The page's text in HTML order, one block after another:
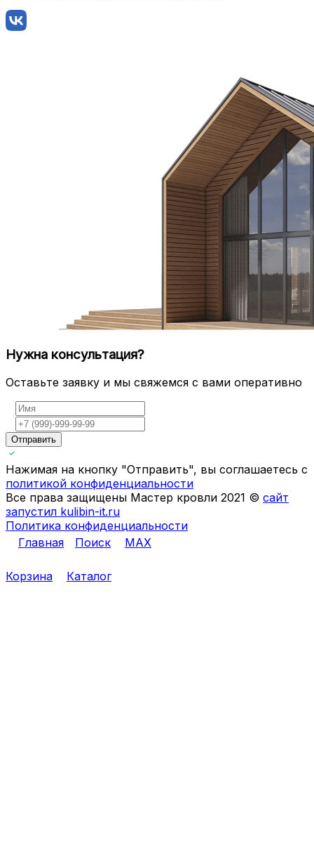
Нужна консультация?
Оставьте заявку и мы свяжемся с вами оперативно
Отправить
Нажимая на кнопку "Отправить", вы соглашаетесь с
политикой конфиденциальности
Все права защищены Мастер кровли 2021 © сайт
запустил kulibin-it.ru
Политика конфиденциальности
Главная
Поиск MAX
Корзина Каталог